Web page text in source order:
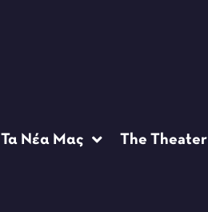
Τα Νέα Μας The Theater